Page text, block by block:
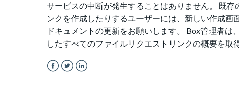
サービスの中断が発生することはありません。 既
ンクを作成したりするユーザーには、新しい作成
ドキュメントの更新をお願いします。
Box管理者は、
したすべてのファイルリクエストリンクの概要を取